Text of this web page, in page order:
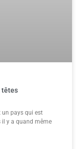
têtes
un pays qui est
il y a quand même